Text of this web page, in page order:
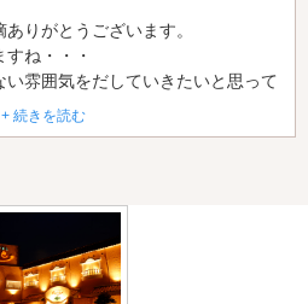
りがとうございます。
ね・・・
雰囲気をだしていきたいと思って
も楽しみに次回ご来店いただけたら
+ 続きを読む